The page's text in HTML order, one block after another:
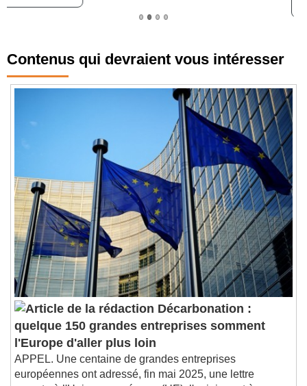
Contenus qui devraient vous intéresser
Décarbonation :
quelque 150 grandes entreprises somment
l'Europe d'aller plus loin
APPEL. Une centaine de grandes entreprises